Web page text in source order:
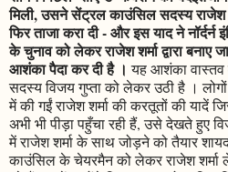
मिली, उसने सेंट्रल काउंसिल सदस्य राजेश
फिर ताजा करा दी - और इस याद ने
के चुनाव को लेकर राजेश शर्मा द्वारा
आशंका पैदा कर दी है ।यह आशंका
सदस्य विजय गुप्ता को लेकर उठी है ।
में की गईं राजेश शर्मा की करतूतों की यादें
अभी भी पीड़ा पहुँचा रही हैं, उसे देखते हुए
में राजेश शर्मा के साथ जोड़ने को तैयार शायद
काउंसिल के चेयरमैन को लेकर राजेश शर्मा